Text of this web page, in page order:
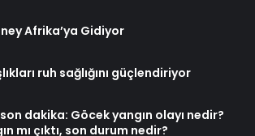
Afrika’ya Gidiyor
ruh sağlığını güçlendiriyor
dakika: Göcek yangın olayı nedir?
mı çıktı, son durum nedir?